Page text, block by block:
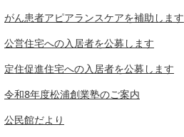
がん患者アピアランスケアを補助します
公営住宅への入居者を公募します
定住促進住宅への入居者を公募します
令和8年度松浦創業塾のご案内
公民館だより